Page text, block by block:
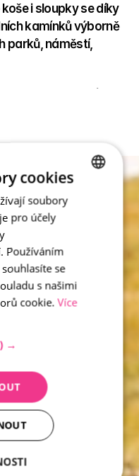
i sloupky se díky
kamínků výborně
parků, náměstí,
vlivům,
dotváří atmosféru –
moderní veřejný prostor
kámen
CZECH
cookies
soubory
pro účely
Používáním
se
s našimi
cookie. Více
→